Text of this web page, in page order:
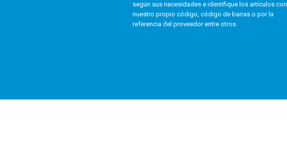
según sus necesidades e identifique los artículos con
nuestro propio código, código de barras o por la
referencia del proveedor entre otros.